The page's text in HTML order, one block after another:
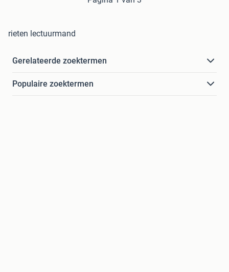
rieten lectuurmand
Gerelateerde zoektermen
Populaire zoektermen